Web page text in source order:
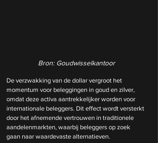
Bron: Goudwisselkantoor
De verzwakking van de dollar vergroot het
momentum voor beleggingen in goud en zilver,
omdat deze activa aantrekkelijker worden voor
internationale beleggers. Dit effect wordt versterkt
door het afnemende vertrouwen in traditionele
aandelenmarkten, waarbij beleggers op zoek
gaan naar waardevaste alternatieven.